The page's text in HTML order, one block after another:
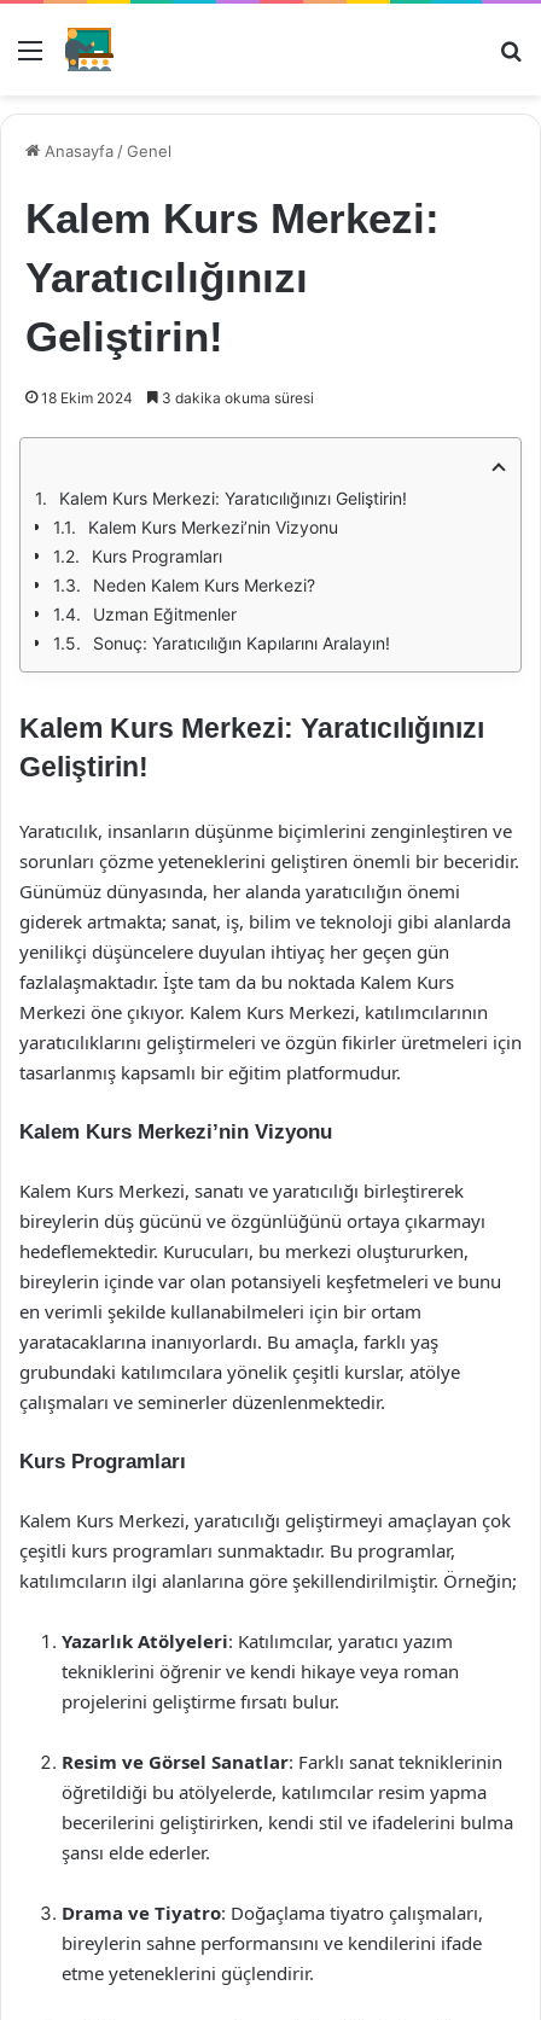
Menü
Anasayfa /Genel
Kalem Kurs Merkezi:
Yaratıcılığınızı
Geliştirin!
18 Ekim 2024 3 dakika okuma süresi
Kalem Kurs Merkezi: Yaratıcılığınızı Geliştirin!
Kalem Kurs Merkezi’nin Vizyonu
Kurs Programları
Neden Kalem Kurs Merkezi?
Uzman Eğitmenler
Sonuç: Yaratıcılığın Kapılarını Aralayın!
Kalem Kurs Merkezi: Yaratıcılığınızı
Geliştirin!
Yaratıcılık, insanların düşünme biçimlerini zenginleştiren ve
sorunları çözme yeteneklerini geliştiren önemli bir beceridir.
Günümüz dünyasında, her alanda yaratıcılığın önemi
giderek artmakta; sanat, iş, bilim ve teknoloji gibi alanlarda
yenilikçi düşüncelere duyulan ihtiyaç her geçen gün
fazlalaşmaktadır. İşte tam da bu noktada Kalem Kurs
Merkezi öne çıkıyor. Kalem Kurs Merkezi, katılımcılarının
yaratıcılıklarını geliştirmeleri ve özgün fikirler üretmeleri için
tasarlanmış kapsamlı bir eğitim platformudur.
Kalem Kurs Merkezi’nin Vizyonu
Kalem Kurs Merkezi, sanatı ve yaratıcılığı birleştirerek
bireylerin düş gücünü ve özgünlüğünü ortaya çıkarmayı
hedeflemektedir. Kurucuları, bu merkezi oluştururken,
bireylerin içinde var olan potansiyeli keşfetmeleri ve bunu
en verimli şekilde kullanabilmeleri için bir ortam
yaratacaklarına inanıyorlardı. Bu amaçla, farklı yaş
grubundaki katılımcılara yönelik çeşitli kurslar, atölye
çalışmaları ve seminerler düzenlenmektedir.
Kurs Programları
Kalem Kurs Merkezi, yaratıcılığı geliştirmeyi amaçlayan çok
çeşitli kurs programları sunmaktadır. Bu programlar,
katılımcıların ilgi alanlarına göre şekillendirilmiştir. Örneğin;
Yazarlık Atölyeleri: Katılımcılar, yaratıcı yazım
tekniklerini öğrenir ve kendi hikaye veya roman
projelerini geliştirme fırsatı bulur.
Resim ve Görsel Sanatlar: Farklı sanat tekniklerinin
öğretildiği bu atölyelerde, katılımcılar resim yapma
becerilerini geliştirirken, kendi stil ve ifadelerini bulma
şansı elde ederler.
Drama ve Tiyatro: Doğaçlama tiyatro çalışmaları,
bireylerin sahne performansını ve kendilerini ifade
etme yeteneklerini güçlendirir.